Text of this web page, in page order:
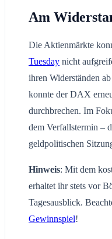
Am
Die Aktienmärkte
Tuesday nicht
ihren Widerständen
konnte der DAX
durchbrechen. Im
dem Verfallstermin –
geldpolitischen
Hinweis: Mit dem
erhaltet ihr stets vor
Tagesausblick.
Gewinnspiel!